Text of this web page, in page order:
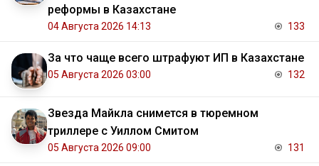
реформы в Казахстане
04 Августа 2026 14:13 133
За что чаще всего штрафуют ИП в Казахстане
05 Августа 2026 03:00 132
Звезда Майкла снимется в тюремном
триллере с Уиллом Смитом
05 Августа 2026 09:00 131